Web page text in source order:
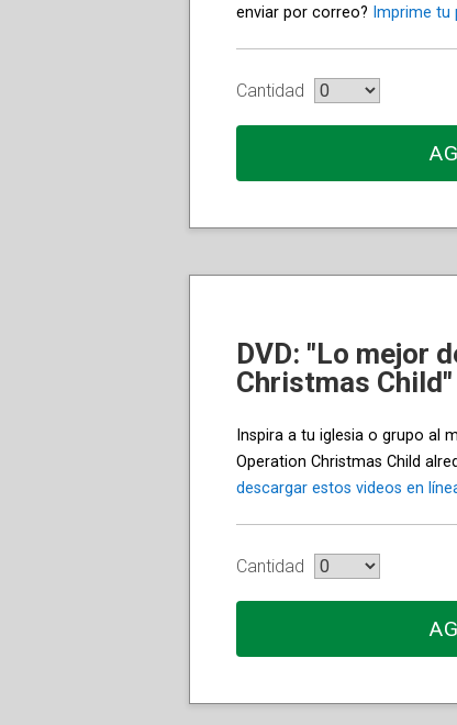
enviar por correo? Imprime tu
Cantidad
DVD: "Lo mejor
Christmas
Inspira a tu iglesia o grupo al
Operation Christmas Child
descargar estos videos en
Cantidad